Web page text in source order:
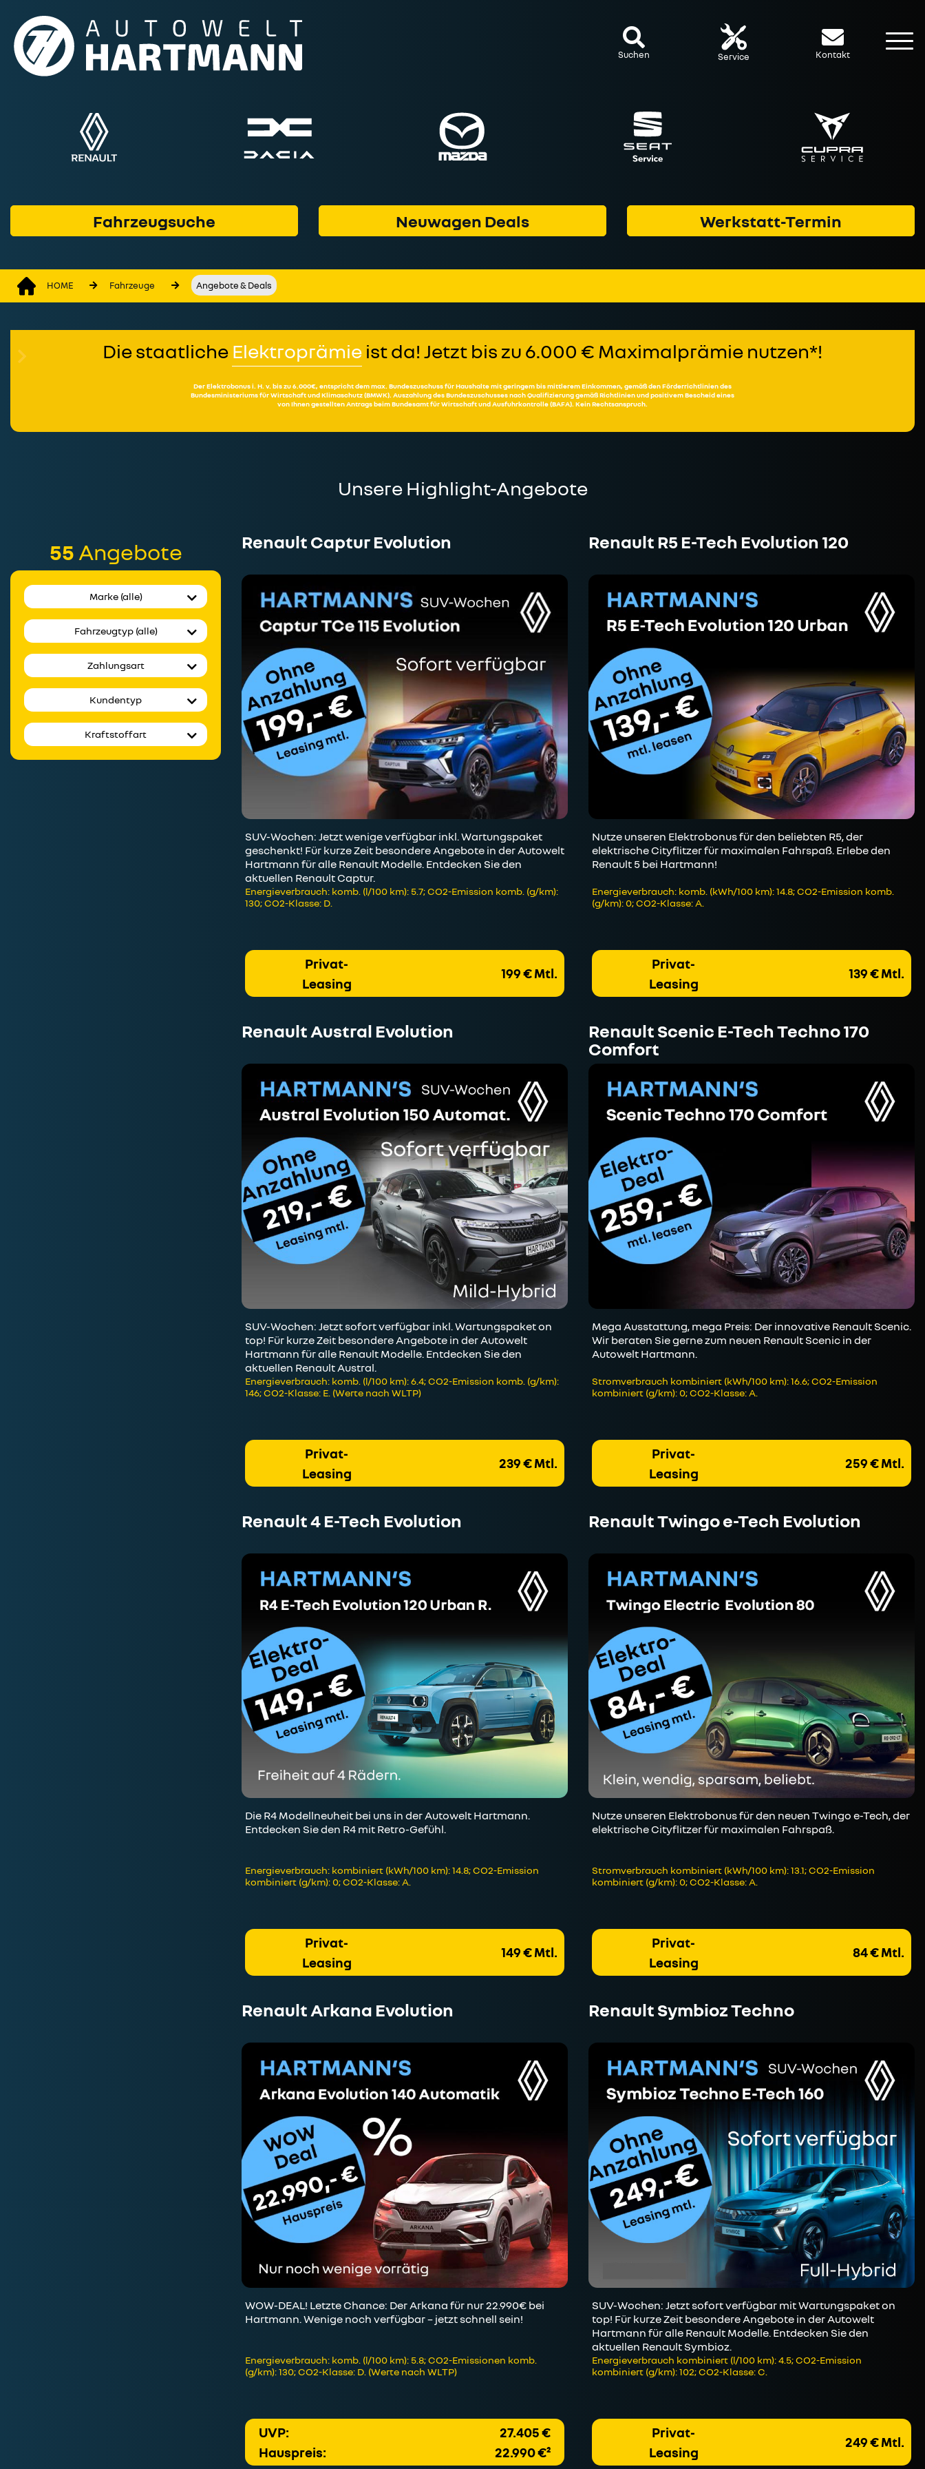
Suchen Service Kontakt
Fahrzeugsuche Neuwagen Deals Werkstatt-Termin
HOME Fahrzeuge Angebote & Deals
Fahrzeuge
Marken & Modelle
Geschäftskunden
Finanzprodukte
Die staatliche Elektroprämie ist da! Jetzt bis zu 6.000 € Maximalprämie nutzen*!
Der Elektrobonus i. H. v. bis zu 6.000€, entspricht dem max. Bundeszuschuss für Haushalte mit geringem bis mittlerem Einkommen, gemäß den Förderrichtlinien des
Bundesministeriums für Wirtschaft und Klimaschutz (BMWK). Auszahlung des Bundeszuschusses nach Qualifizierung gemäß Richtlinien und positivem Bescheid eines
von Ihnen gestellten Antrags beim Bundesamt für Wirtschaft und Ausfuhrkontrolle (BAFA). Kein Rechtsanspruch.
Unsere Highlight-Angebote
55 Angebote
Marke (alle)
Fahrzeugtyp (alle)
Zahlungsart
Kundentyp
Kraftstoffart
Renault Captur Evolution
SUV-Wochen: Jetzt wenige verfügbar inkl. Wartungspaket
geschenkt! Für kurze Zeit besondere Angebote in der Autowelt
Hartmann für alle Renault Modelle. Entdecken Sie den
aktuellen Renault Captur.
Energieverbrauch: komb. (l/100 km): 5.7; CO2-Emission komb. (g/km):
130; CO2-Klasse: D.
Privat-
Leasing
199 € Mtl.
Renault R5 E-Tech Evolution 120
Nutze unseren Elektrobonus für den beliebten R5, der
elektrische Cityflitzer für maximalen Fahrspaß. Erlebe den
Renault 5 bei Hartmann!
Energieverbrauch: komb. (kWh/100 km): 14.8; CO2-Emission komb.
(g/km): 0; CO2-Klasse: A.
Privat-
Leasing
139 € Mtl.
Renault Austral Evolution
SUV-Wochen: Jetzt sofort verfügbar inkl. Wartungspaket on
top! Für kurze Zeit besondere Angebote in der Autowelt
Hartmann für alle Renault Modelle. Entdecken Sie den
aktuellen Renault Austral.
Energieverbrauch: komb. (l/100 km): 6.4; CO2-Emission komb. (g/km):
146; CO2-Klasse: E. (Werte nach WLTP)
Privat-
Leasing
239 € Mtl.
Renault Scenic E-Tech Techno 170
Comfort
Mega Ausstattung, mega Preis: Der innovative Renault Scenic.
Wir beraten Sie gerne zum neuen Renault Scenic in der
Autowelt Hartmann.
Stromverbrauch kombiniert (kWh/100 km): 16.6; CO2-Emission
kombiniert (g/km): 0; CO2-Klasse: A.
Privat-
Leasing
259 € Mtl.
Renault 4 E-Tech Evolution
Die R4 Modellneuheit bei uns in der Autowelt Hartmann.
Entdecken Sie den R4 mit Retro-Gefühl.
Energieverbrauch: kombiniert (kWh/100 km): 14.8; CO2-Emission
kombiniert (g/km): 0; CO2-Klasse: A.
Privat-
Leasing
149 € Mtl.
Renault Twingo e-Tech Evolution
Nutze unseren Elektrobonus für den neuen Twingo e-Tech, der
elektrische Cityflitzer für maximalen Fahrspaß.
Stromverbrauch kombiniert (kWh/100 km): 13.1; CO2-Emission
kombiniert (g/km): 0; CO2-Klasse: A.
Privat-
Leasing
84 € Mtl.
Renault Arkana Evolution
WOW-DEAL! Letzte Chance: Der Arkana für nur 22.990€ bei
Hartmann. Wenige noch verfügbar – jetzt schnell sein!
Energieverbrauch: komb. (l/100 km): 5.8; CO2-Emissionen komb.
(g/km): 130; CO2-Klasse: D. (Werte nach WLTP)
UVP:
27.405 €
Hauspreis:
22.990 €²
Renault Symbioz Techno
SUV-Wochen: Jetzt sofort verfügbar mit Wartungspaket on
top! Für kurze Zeit besondere Angebote in der Autowelt
Hartmann für alle Renault Modelle. Entdecken Sie den
aktuellen Renault Symbioz.
Energieverbrauch kombiniert (l/100 km): 4.5; CO2-Emission
kombiniert (g/km): 102; CO2-Klasse: C.
Privat-
Leasing
249 € Mtl.